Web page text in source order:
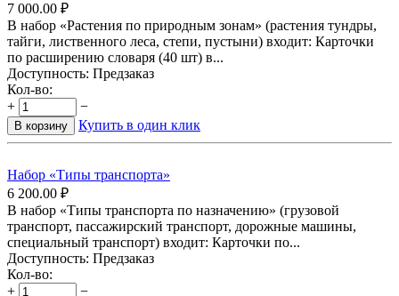
7 000.00 ₽
В набор «Растения по природным зонам» (растения тундры,
тайги, лиственного леса, степи, пустыни) входит: Карточки
по расширению словаря (40 шт) в...
Доступность: Предзаказ
Кол-во:
+
−
В корзину Купить в один клик
Набор «Типы транспорта»
6 200.00 ₽
В набор «Типы транспорта по назначению» (грузовой
транспорт, пассажирский транспорт, дорожные машины,
специальный транспорт) входит: Карточки по...
Доступность: Предзаказ
Кол-во:
+
−